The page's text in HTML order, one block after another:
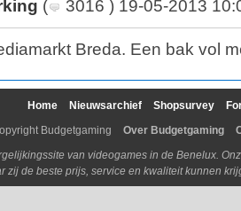
( 3016 ) 19-05-2013
Breda. Een bak vol
Home Nieuwsarchief Shopsurvey
Budgetgaming
Over Budgetgaming
van videogames in de Benelux.
zij de beste prijs, service en kwaliteit kunnen